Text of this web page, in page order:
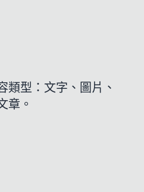
類型：文字、圖片、
章。